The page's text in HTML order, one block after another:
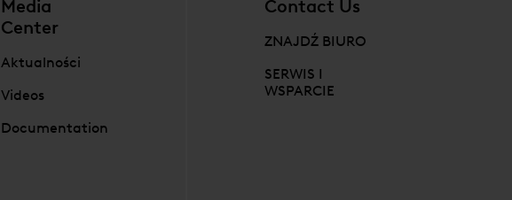
Media
Center
Aktualności
Videos
Documentation
Contact Us
ZNAJDŹ BIURO
SERWIS I
WSPARCIE